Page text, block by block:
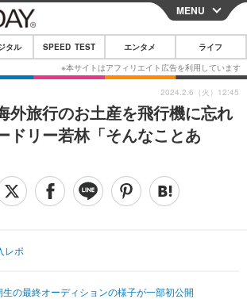
CLOSE
スマートフォン
ガジェット・ツール
その他
映画・ドラマ
方法
MENU
タル SPEED TEST エンタメ ライフ
外旅行のお土産を飛行機に忘れ
リー若林「そんなことあ
レポ
生の最終オーディションの様子が一部初公開
2024.2.6（火）12:45